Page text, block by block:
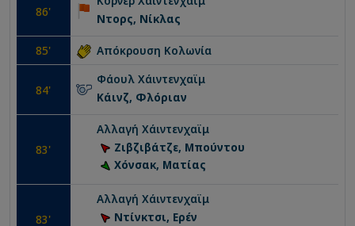
86'
Ντορς, Νίκλας
85' Απόκρουση Κολωνία
84'
Φάουλ Χάιντενχαϊμ
Κάινζ, Φλόριαν
83'
Αλλαγή Χάιντενχαϊμ
Ζιβζιβάτζε, Μπούντου
Χόνσακ, Ματίας
83'
Αλλαγή Χάιντενχαϊμ
Ντίνκτσι, Ερέν